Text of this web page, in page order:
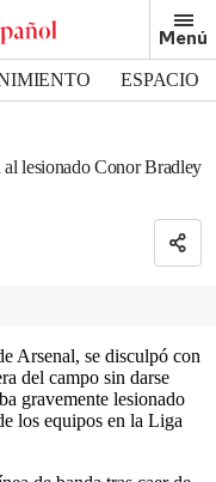
Menú
ESPACIO
lesionado Conor Bradley
Arsenal, se disculpó con
del campo sin darse
gravemente lesionado
los equipos en la Liga